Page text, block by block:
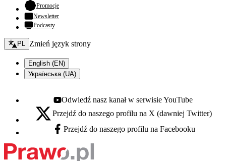
Promocje- otwiera się w nowej karcie
Newsletter
Podcasty
Zmień język - bieżący:
PL Zmień język strony
English (EN)
Українська (UA)
Youtube - otwiera się w nowej karcie
Odwiedź nasz kanał w serwisie YouTube
X - otwiera się w nowej karcie
Przejdź do naszego profilu na X (dawniej Twitter)
Facebook - otwiera się w nowej karcie
Przejdź do naszego profilu na Facebooku